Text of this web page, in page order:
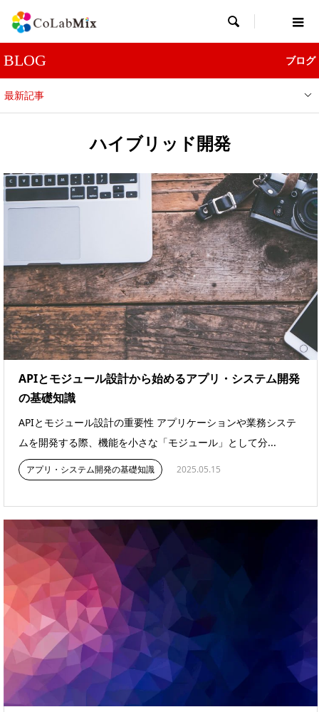

BLOG ブログ
最新記事
ハイブリッド開発
APIとモジュール設計から始めるアプリ・システム開発
の基礎知識
APIとモジュール設計の重要性 アプリケーションや業務システ
ムを開発する際、機能を小さな「モジュール」として分...
アプリ・システム開発の基礎知識 2025.05.15